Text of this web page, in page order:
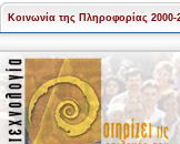
Κοινωνία της Πληροφορίας 2000-